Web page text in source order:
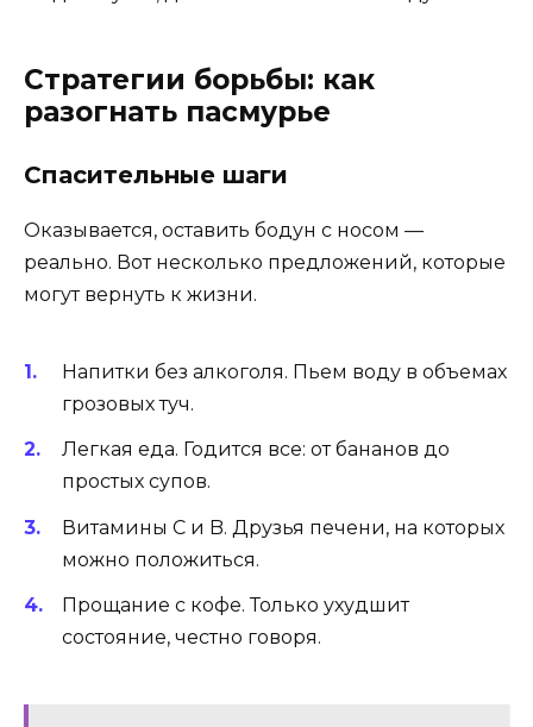
Стратегии борьбы: как
разогнать пасмурье
Спасительные шаги
Оказывается, оставить бодун с носом —
реально. Вот несколько предложений, которые
могут вернуть к жизни.
Напитки без алкоголя. Пьем воду в объемах
грозовых туч.
Легкая еда. Годится все: от бананов до
простых супов.
Витамины C и B. Друзья печени, на которых
можно положиться.
Прощание с кофе. Только ухудшит
состояние, честно говоря.